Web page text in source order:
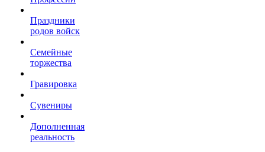
Праздники
родов войск
Семейные
торжества
Гравировка
Сувениры
Дополненная
реальность